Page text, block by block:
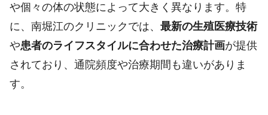
や個々の体の状態によって大きく異なります。特
に、南堀江のクリニックでは、 最新の生殖医療技術
や患者のライフスタイルに合わせた治療計画が提供
されており、通院頻度や治療期間も違いがありま
す。